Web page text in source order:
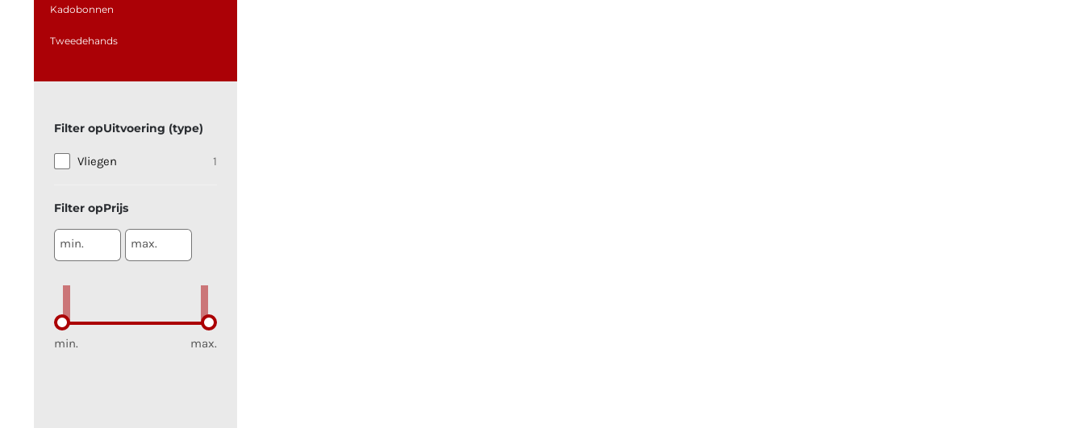
Kadobonnen
Tweedehands
Uitvoering (type)
Vliegen 1
Prijs
min. max.
min. max.